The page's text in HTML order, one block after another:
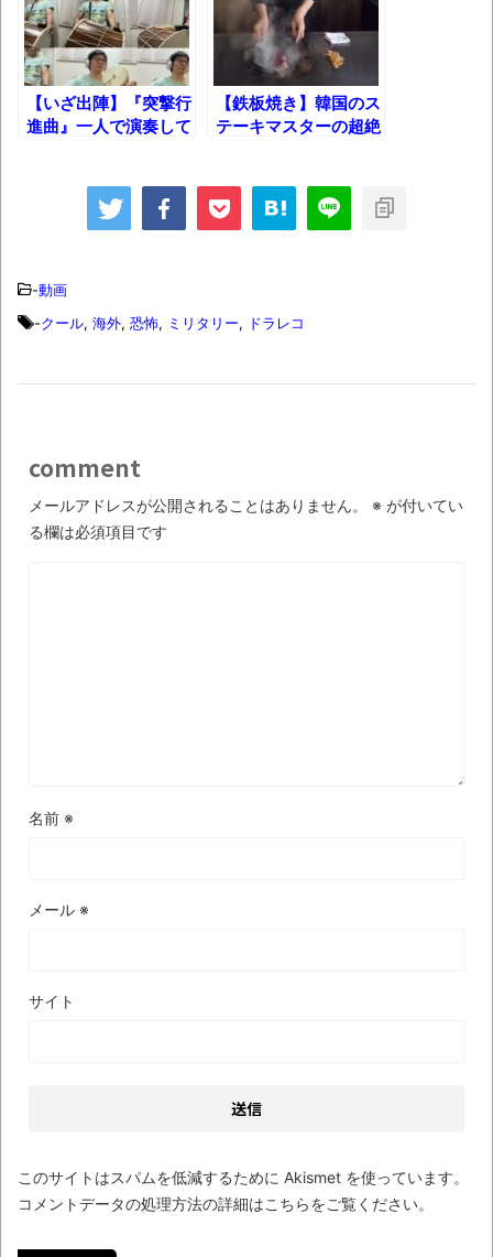
ん（上）（下）」発売
【画像】整形で2400万円超えの美女、水着
グラビアに挑戦
歴ログは10周年ですがnoteに引っ越します
進撃の巨人シーズン7 ファイナルシーズンの
感想
集でほとんど紹介されなかったJリーグ…なら
ば自分たちで紹介だ！
オーストラリアの男性飛行家 太平洋横断
飛行
【中国】パトカーの前で好演技www当たり
【極画像】名古屋の地下鉄
しい仕事観
Powered by livedoor 相互RSS
【いざ出陣】『突撃行
進曲』一人で演奏して
【鉄板焼き】韓国のス
テーキマスターの超絶
-動画
-クール, 海外, 恐怖, ミリタリー, ドラレコ
comment
メールアドレスが公開されることはありません。 ※ が付いてい
る欄は必須項目です
名前 ※
メール ※
サイト
このサイトはスパムを低減するために Akismet を使っています。
コメントデータの処理方法の詳細はこちらをご覧ください。